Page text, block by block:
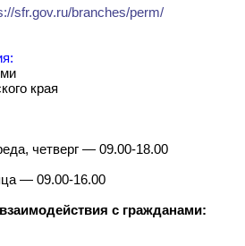
sfr.gov.ru/branches/perm/
края
четверг — 09.00-18.00
— 09.00-16.00
с гражданами: